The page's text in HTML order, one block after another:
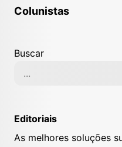
Colunistas
Buscar
Editoriais
As melhores soluções